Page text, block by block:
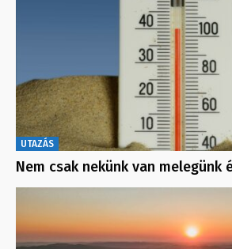
UTAZÁS
Nem csak nekünk van melegünk